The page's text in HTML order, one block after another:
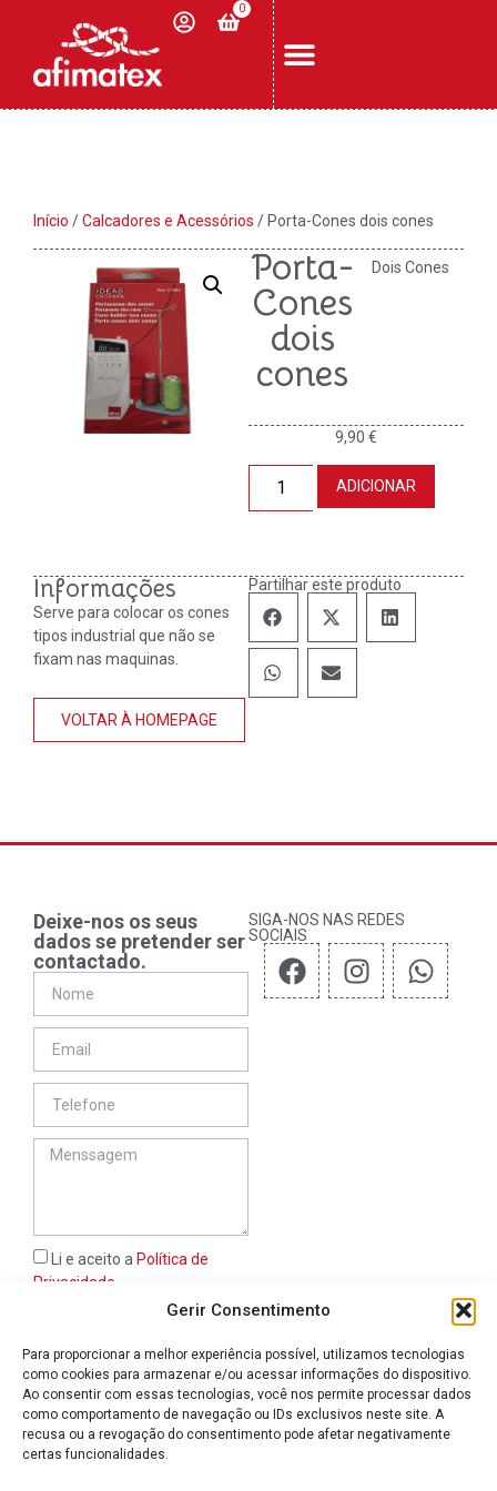
Gerir Consentimento
Para proporcionar a melhor experiência possível, utilizamos tecnologias
como cookies para armazenar e/ou acessar informações do dispositivo.
Ao consentir com essas tecnologias, você nos permite processar dados
como comportamento de navegação ou IDs exclusivos neste site. A
recusa ou a revogação do consentimento pode afetar negativamente
certas funcionalidades.
0
Início /Calcadores e Acessórios / Porta-Cones dois cones
Porta-
Cones
dois
cones
Dois Cones
9,90 €
ADICIONAR
Informações
Serve para colocar os cones
tipos industrial que não se
fixam nas maquinas.
Partilhar este produto
VOLTAR À HOMEPAGE
Deixe-nos os seus
dados se pretender ser
contactado.
Li e aceito a Política de
Privacidade
SIGA-NOS NAS REDES
SOCIAIS
geral@afimatex.com
+351 249 314 135
Chamada para a rede fixa
nacional
+351 919 927 384
Chamada para a rede móvel
nacional
+351 910 181 806
Chamada para a rede móvel
nacional
Rua Santa Iria n.º 22 - 2300-474 Tomar